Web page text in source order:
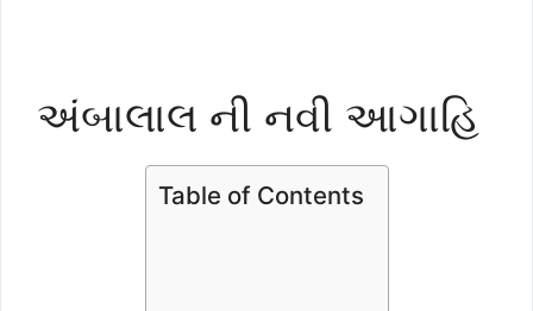
અંબાલાલ ની નવી આગાહિ
Table of Contents